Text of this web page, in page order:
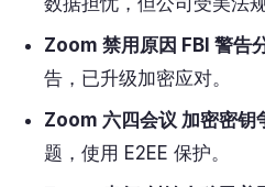
Zoom 禁用原因 FBI 警告
告，已升级加密应对。
Zoom 六四会议 加密密钥
题，使用 E2EE 保护。